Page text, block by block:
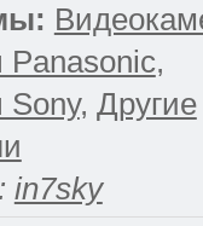
,
, Другие
in7sky